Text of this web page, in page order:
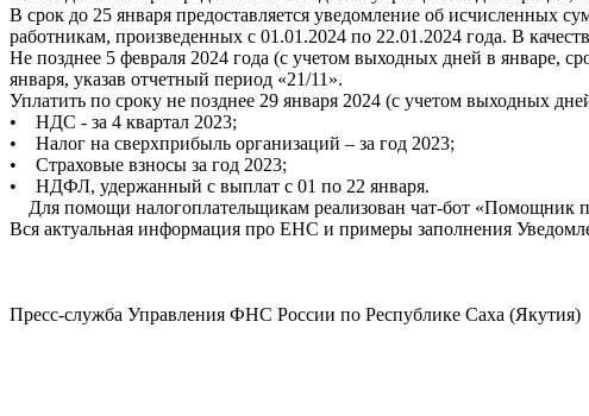
В срок до 25 января предоставляется уведомление об исчисленных
работникам, произведенных с 01.01.2024 по 22.01.2024 года. В
Не позднее 5 февраля 2024 года (с учетом выходных дней в январе,
января, указав отчетный период «21/11».
Уплатить по сроку не позднее 29 января 2024 (с учетом выходных
• НДС - за 4 квартал 2023;
• Налог на сверхприбыль организаций – за год 2023;
• Страховые взносы за год 2023;
• НДФЛ, удержанный с выплат с 01 по 22 января.
Для помощи налогоплательщикам реализован чат-бот «Помощник
Вся актуальная информация про ЕНС и примеры заполнения
Пресс-служба Управления ФНС России по Республике Саха (Якутия)